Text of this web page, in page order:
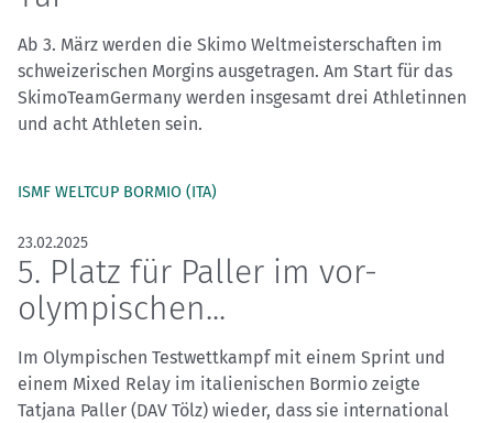
Ab 3. März werden die Skimo Weltmeisterschaften im
schweizerischen Morgins ausgetragen. Am Start für das
SkimoTeamGermany werden insgesamt drei Athletinnen
und acht Athleten sein.
ISMF WELTCUP BORMIO (ITA)
23.02.2025
5. Platz für Paller im vor-
olympischen...
Im Olympischen Testwettkampf mit einem Sprint und
einem Mixed Relay im italienischen Bormio zeigte
Tatjana Paller (DAV Tölz) wieder, dass sie international